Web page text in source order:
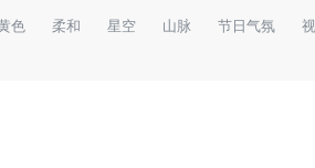
色 柔和 星空 山脉 节日气氛